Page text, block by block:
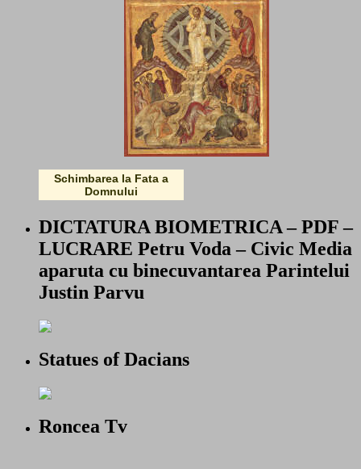
Schimbarea la Fata a
Domnului
DICTATURA BIOMETRICA – PDF –
LUCRARE Petru Voda – Civic Media
aparuta cu binecuvantarea Parintelui
Justin Parvu
Statues of Dacians
Roncea Tv